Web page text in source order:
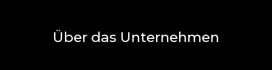
Über das Unternehmen